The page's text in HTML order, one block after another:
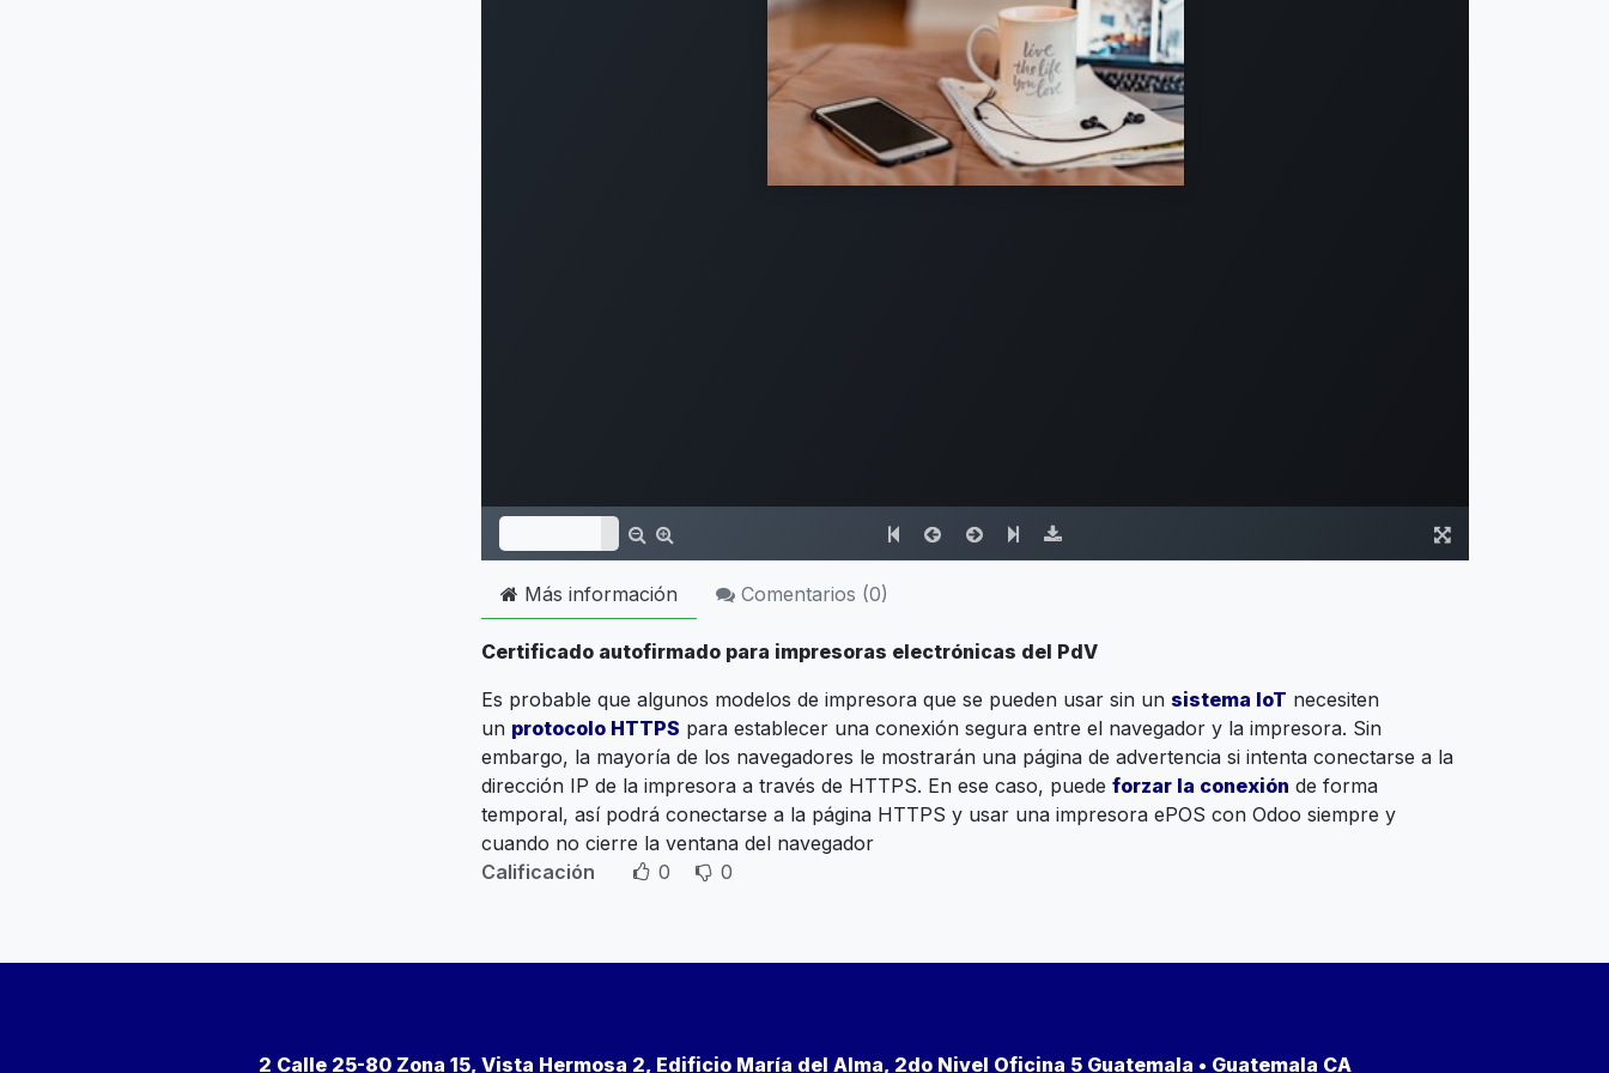
Más información Comentarios (0)
Certificado autofirmado para impresoras electrónicas del PdV
Es probable que algunos modelos de impresora que se pueden usar sin un sistema IoT necesiten
un protocolo HTTPS para establecer una conexión segura entre el navegador y la impresora. Sin
embargo, la mayoría de los navegadores le mostrarán una página de advertencia si intenta conectarse a la
dirección IP de la impresora a través de HTTPS. En ese caso, puede forzar la conexión de forma
temporal, así podrá conectarse a la página HTTPS y usar una impresora ePOS con Odoo siempre y
cuando no cierre la ventana del navegador
Calificación
0 0
2 Calle 25-80 Zona 15, Vista Hermosa 2, Edificio María del Alma, 2do Nivel Oficina 5 Guatemala • Guatemala CA